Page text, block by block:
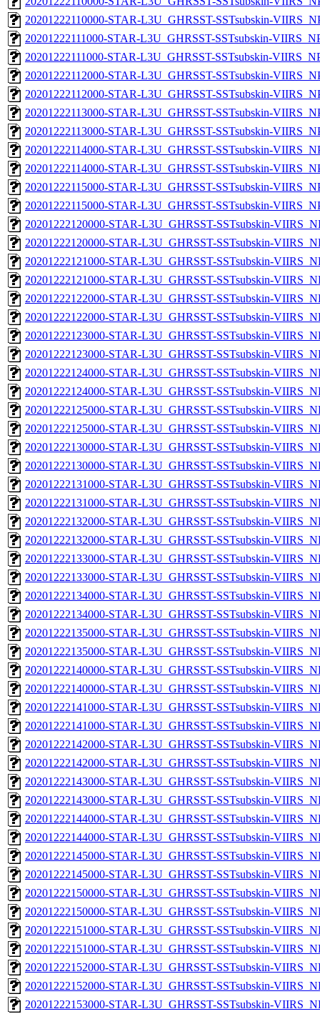
20201222110000-STAR-L3U_GHRSST-SSTsubskin-
20201222111000-STAR-L3U_GHRSST-SSTsubskin-
20201222111000-STAR-L3U_GHRSST-SSTsubskin-
20201222112000-STAR-L3U_GHRSST-SSTsubskin-
20201222112000-STAR-L3U_GHRSST-SSTsubskin-
20201222113000-STAR-L3U_GHRSST-SSTsubskin-
20201222113000-STAR-L3U_GHRSST-SSTsubskin-
20201222114000-STAR-L3U_GHRSST-SSTsubskin-
20201222114000-STAR-L3U_GHRSST-SSTsubskin-
20201222115000-STAR-L3U_GHRSST-SSTsubskin-
20201222115000-STAR-L3U_GHRSST-SSTsubskin-
20201222120000-STAR-L3U_GHRSST-SSTsubskin-
20201222120000-STAR-L3U_GHRSST-SSTsubskin-
20201222121000-STAR-L3U_GHRSST-SSTsubskin-
20201222121000-STAR-L3U_GHRSST-SSTsubskin-
20201222122000-STAR-L3U_GHRSST-SSTsubskin-
20201222122000-STAR-L3U_GHRSST-SSTsubskin-
20201222123000-STAR-L3U_GHRSST-SSTsubskin-
20201222123000-STAR-L3U_GHRSST-SSTsubskin-
20201222124000-STAR-L3U_GHRSST-SSTsubskin-
20201222124000-STAR-L3U_GHRSST-SSTsubskin-
20201222125000-STAR-L3U_GHRSST-SSTsubskin-
20201222125000-STAR-L3U_GHRSST-SSTsubskin-
20201222130000-STAR-L3U_GHRSST-SSTsubskin-
20201222130000-STAR-L3U_GHRSST-SSTsubskin-
20201222131000-STAR-L3U_GHRSST-SSTsubskin-
20201222131000-STAR-L3U_GHRSST-SSTsubskin-
20201222132000-STAR-L3U_GHRSST-SSTsubskin-
20201222132000-STAR-L3U_GHRSST-SSTsubskin-
20201222133000-STAR-L3U_GHRSST-SSTsubskin-
20201222133000-STAR-L3U_GHRSST-SSTsubskin-
20201222134000-STAR-L3U_GHRSST-SSTsubskin-
20201222134000-STAR-L3U_GHRSST-SSTsubskin-
20201222135000-STAR-L3U_GHRSST-SSTsubskin-
20201222135000-STAR-L3U_GHRSST-SSTsubskin-
20201222140000-STAR-L3U_GHRSST-SSTsubskin-
20201222140000-STAR-L3U_GHRSST-SSTsubskin-
20201222141000-STAR-L3U_GHRSST-SSTsubskin-
20201222141000-STAR-L3U_GHRSST-SSTsubskin-
20201222142000-STAR-L3U_GHRSST-SSTsubskin-
20201222142000-STAR-L3U_GHRSST-SSTsubskin-
20201222143000-STAR-L3U_GHRSST-SSTsubskin-
20201222143000-STAR-L3U_GHRSST-SSTsubskin-
20201222144000-STAR-L3U_GHRSST-SSTsubskin-
20201222144000-STAR-L3U_GHRSST-SSTsubskin-
20201222145000-STAR-L3U_GHRSST-SSTsubskin-
20201222145000-STAR-L3U_GHRSST-SSTsubskin-
20201222150000-STAR-L3U_GHRSST-SSTsubskin-
20201222150000-STAR-L3U_GHRSST-SSTsubskin-
20201222151000-STAR-L3U_GHRSST-SSTsubskin-
20201222151000-STAR-L3U_GHRSST-SSTsubskin-
20201222152000-STAR-L3U_GHRSST-SSTsubskin-
20201222152000-STAR-L3U_GHRSST-SSTsubskin-
20201222153000-STAR-L3U_GHRSST-SSTsubskin-